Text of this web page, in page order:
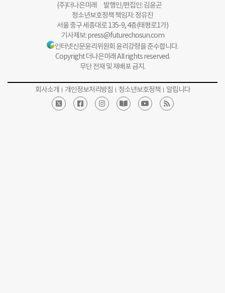
(주)더나은미래 발행인/편집인: 김윤곤
청소년보호정책 책임자: 정유진
서울 중구 세종대로 135-9, 4층(태평로1가)
기사제보:press@futurechosun.com
인터넷신문윤리위원회 윤리강령을 준수합니다.
Copyright 더나은미래 All rights reserved.
무단 전재 및 재배포 금지.
회사소개 개인정보처리방침 청소년보호정책 알립니다